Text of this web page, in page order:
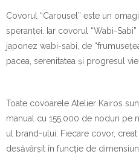
Covorul “Carousel” este un
speranței. Iar covorul “Wabi-Sabi”
japonez wabi-sabi, de
pacea, serenitatea și progresul
Toate covoarele Atelier Kairos
manual cu 155,000 de noduri pe
ul brand-ului. Fiecare covor,
desăvârșit în funcție de